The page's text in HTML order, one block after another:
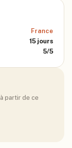
France
15 jours
5/5
partir de ce